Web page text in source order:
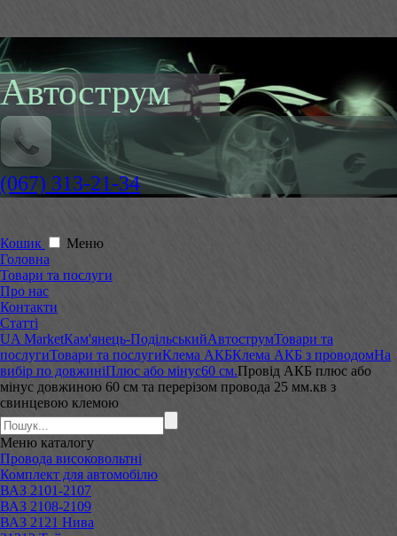
Автострум
(067) 313-21-34
Кошик
Меню
Головна
Товари та послуги
Про нас
Контакти
Статті
UA MarketКам'янець-ПодільськийАвтострумТовари та
послугиТовари та послугиКлема АКБКлема АКБ з проводомНа
вибір по довжиніПлюс або мінус60 см.Провід АКБ плюс або
мінус довжиною 60 см та перерізом провода 25 мм.кв з
свинцевою клемою
Меню каталогу
Провода високовольтні
Комплект для автомобілю
ВАЗ 2101-2107
ВАЗ 2108-2109
ВАЗ 2121 Нива